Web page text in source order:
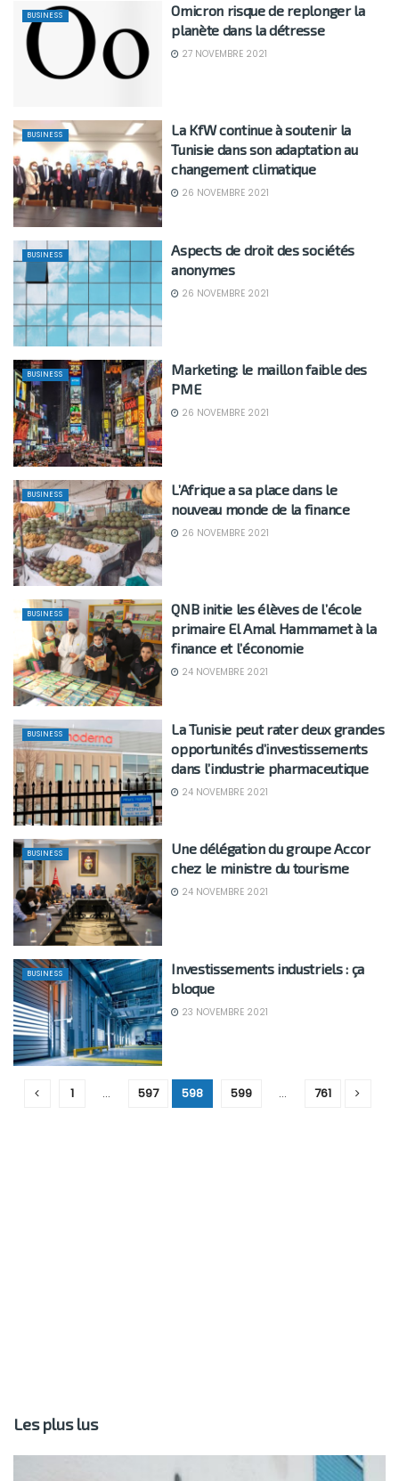
BUSINESS
Omicron risque de replonger la
planète dans la détresse
27 NOVEMBRE 2021
BUSINESS
La KfW continue à soutenir la
Tunisie dans son adaptation au
changement climatique
26 NOVEMBRE 2021
BUSINESS
Aspects de droit des sociétés
anonymes
26 NOVEMBRE 2021
BUSINESS
Marketing: le maillon faible des
PME
26 NOVEMBRE 2021
BUSINESS
L’Afrique a sa place dans le
nouveau monde de la finance
26 NOVEMBRE 2021
BUSINESS
QNB initie les élèves de l’école
primaire El Amal Hammamet à la
finance et l’économie
24 NOVEMBRE 2021
BUSINESS
La Tunisie peut rater deux grandes
opportunités d’investissements
dans l’industrie pharmaceutique
24 NOVEMBRE 2021
BUSINESS
Une délégation du groupe Accor
chez le ministre du tourisme
24 NOVEMBRE 2021
BUSINESS
Investissements industriels : ça
bloque
23 NOVEMBRE 2021
1 … 597 598 599 … 761
Les plus lus